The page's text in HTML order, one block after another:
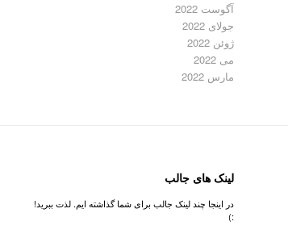
آگوست 2022
جولای 2022
ژوئن 2022
می 2022
مارس 2022
لینک های جالب
در اینجا چند لینک جالب برای شما گذاشته ایم. لذت ببرید!
:)